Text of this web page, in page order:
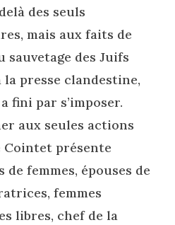
des seuls
mais aux faits de
sauvetage des Juifs
la presse clandestine,
fini par s’imposer.
aux seules actions
Cointet présente
femmes, épouses de
femmes
libres, chef de la